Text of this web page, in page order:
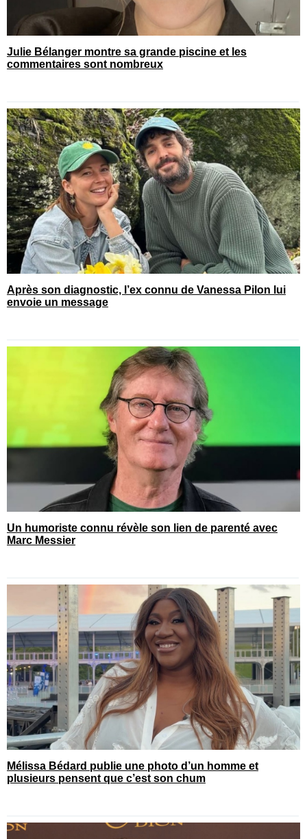
Julie Bélanger montre sa grande piscine et les
commentaires sont nombreux
Après son diagnostic, l’ex connu de Vanessa Pilon lui
envoie un message
Un humoriste connu révèle son lien de parenté avec
Marc Messier
Mélissa Bédard publie une photo d’un homme et
plusieurs pensent que c’est son chum